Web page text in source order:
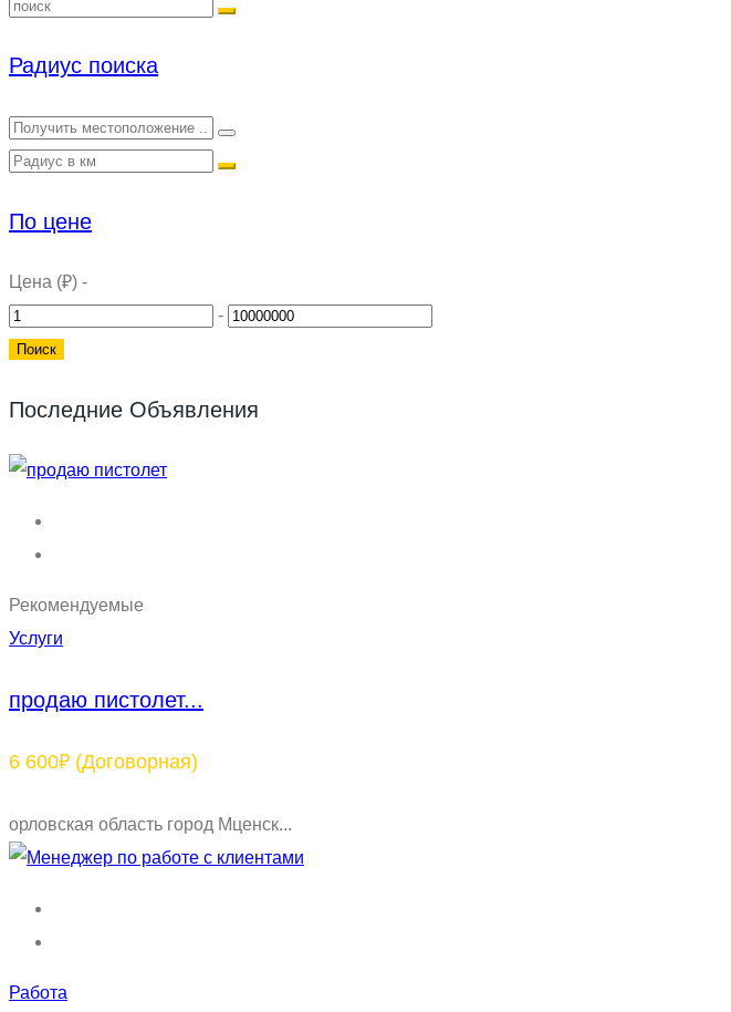
Радиус поиска
По цене
Цена (₽) -
-
Последние Объявления
Рекомендуемые
Услуги
продаю пистолет...
6 600₽ (Договорная)
орловская область город Мценск...
Работа